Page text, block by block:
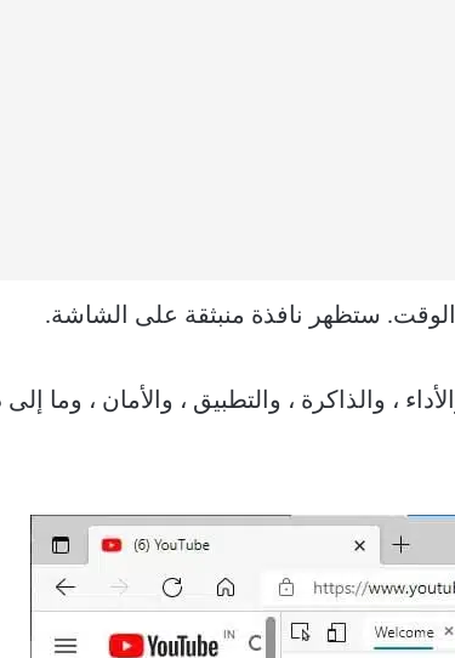
ستظهر نافذة منبثقة على الشاشة.
، والذاكرة ، والتطبيق ، والأمان ، وما إلى